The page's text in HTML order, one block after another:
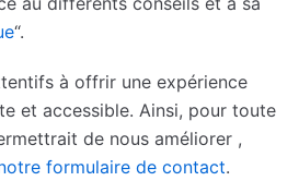
“.
à offrir une expérience
et accessible. Ainsi, pour toute
de nous améliorer ,
formulaire de contact.